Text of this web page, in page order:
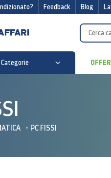
Feedback Blog
PC FISSI